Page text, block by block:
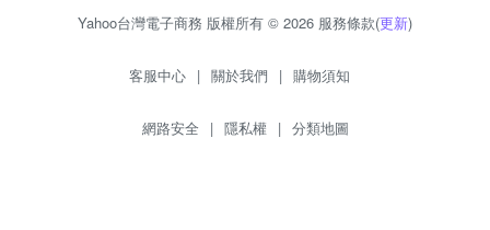
Yahoo台灣電子商務 版權所有 © 2026 服務條款(更新)
客服中心 | 關於我們 | 購物須知
網路安全 | 隱私權 | 分類地圖